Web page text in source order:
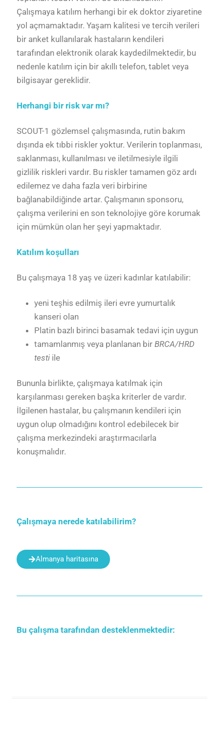
Çalışmaya katılım herhangi bir ek doktor ziyaretine
yol açmamaktadır. Yaşam kalitesi ve tercih verileri
bir anket kullanılarak hastaların kendileri
tarafından elektronik olarak kaydedilmektedir, bu
nedenle katılım için bir akıllı telefon, tablet veya
bilgisayar gereklidir.
Herhangi bir risk var mı?
SCOUT-1 gözlemsel çalışmasında, rutin bakım
dışında ek tıbbi riskler yoktur. Verilerin toplanması,
saklanması, kullanılması ve iletilmesiyle ilgili
gizlilik riskleri vardır. Bu riskler tamamen göz ardı
edilemez ve daha fazla veri birbirine
bağlanabildiğinde artar. Çalışmanın sponsoru,
çalışma verilerini en son teknolojiye göre korumak
için mümkün olan her şeyi yapmaktadır.
Katılım koşulları
Bu çalışmaya 18 yaş ve üzeri kadınlar katılabilir:
yeni teşhis edilmiş ileri evre yumurtalık
kanseri olan
Platin bazlı birinci basamak tedavi için uygun
tamamlanmış veya planlanan bir BRCA/HRD
testi ile
Bununla birlikte, çalışmaya katılmak için
karşılanması gereken başka kriterler de vardır.
İlgilenen hastalar, bu çalışmanın kendileri için
uygun olup olmadığını kontrol edebilecek bir
çalışma merkezindeki araştırmacılarla
konuşmalıdır.
Çalışmaya nerede katılabilirim?
Almanya haritasına
Bu çalışma tarafından desteklenmektedir: